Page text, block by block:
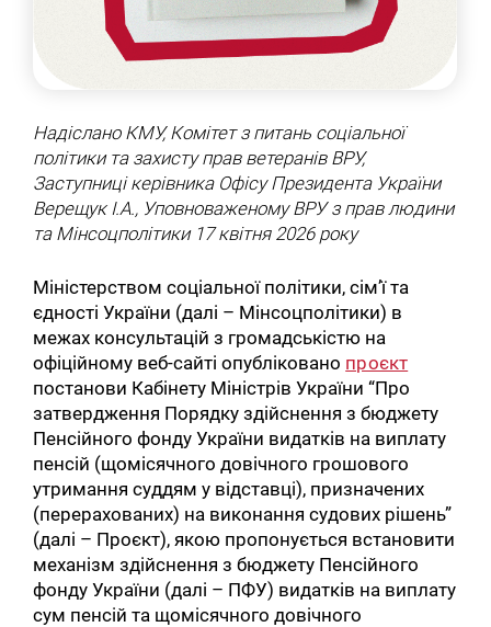
Надіслано КМУ, Комітет з питань соціальної
політики та захисту прав ветеранів ВРУ,
Заступниці керівника Офісу Президента України
Верещук І.А., Уповноваженому ВРУ з прав людини
та Мінсоцполітики 17 квітня 2026 року
Міністерством соціальної політики, сім’ї та
єдності України (далі – Мінсоцполітики) в
межах консультацій з громадськістю на
офіційному веб-сайті опубліковано проєкт
постанови Кабінету Міністрів України “Про
затвердження Порядку здійснення з бюджету
Пенсійного фонду України видатків на виплату
пенсій (щомісячного довічного грошового
утримання суддям у відставці), призначених
(перерахованих) на виконання судових рішень”
(далі – Проєкт), якою пропонується встановити
механізм здійснення з бюджету Пенсійного
фонду України (далі – ПФУ) видатків на виплату
сум пенсій та щомісячного довічного